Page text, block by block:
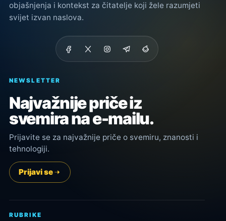
objašnjenja i kontekst za čitatelje koji žele razumjeti
svijet izvan naslova.
NEWSLETTER
Najvažnije priče iz
svemira na e-mailu.
Prijavite se za najvažnije priče o svemiru, znanosti i
tehnologiji.
Prijavi se
RUBRIKE